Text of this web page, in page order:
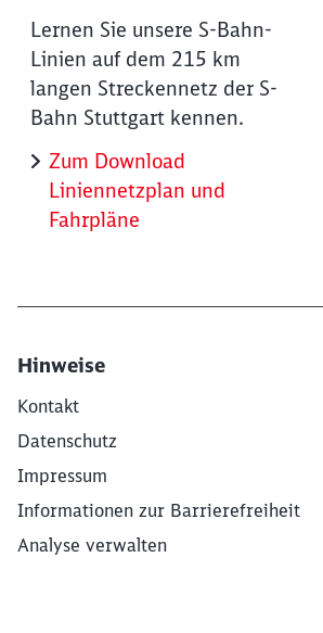
Lernen Sie unsere S-Bahn-
Linien auf dem 215 km
langen Streckennetz der S-
Bahn Stuttgart kennen.
Zum Download
Liniennetzplan und
Fahrpläne
Hinweise
Kontakt
Datenschutz
Impressum
Informationen zur Barrierefreiheit
Analyse verwalten